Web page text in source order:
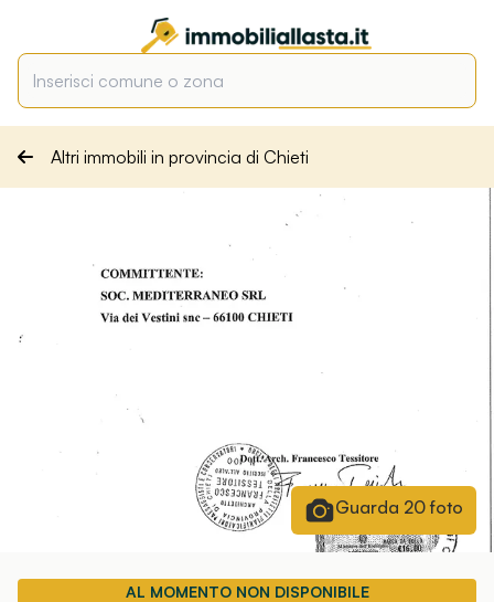
Altri immobili in provincia di Chieti
Guarda 20foto
AL MOMENTO NON DISPONIBILE